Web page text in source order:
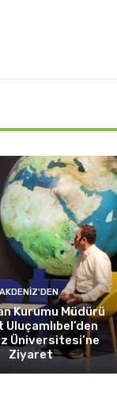
Kurumu Müdürü
Uluçamlıbel’den
Üniversitesi’ne
Ziyaret